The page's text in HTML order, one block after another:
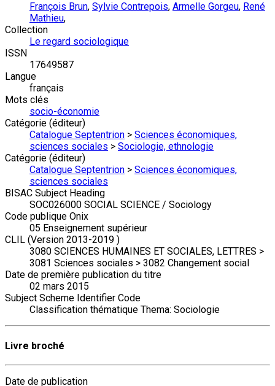
François Brun, Sylvie Contrepois, Armelle Gorgeu, René
Mathieu,
Collection
Le regard sociologique
ISSN
17649587
Langue
français
Mots clés
socio-économie
Catégorie (éditeur)
Catalogue Septentrion > Sciences économiques,
sciences sociales > Sociologie, ethnologie
Catégorie (éditeur)
Catalogue Septentrion > Sciences économiques,
sciences sociales
BISAC Subject Heading
SOC026000 SOCIAL SCIENCE / Sociology
Code publique Onix
05 Enseignement supérieur
CLIL (Version 2013-2019 )
3080 SCIENCES HUMAINES ET SOCIALES, LETTRES >
3081 Sciences sociales > 3082 Changement social
Date de première publication du titre
02 mars 2015
Subject Scheme Identifier Code
Classification thématique Thema: Sociologie
Livre broché
Date de publication